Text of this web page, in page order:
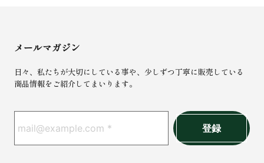
メールマガジン
日々、私たちが大切にしている事や、少しずつ丁寧に販売している
商品情報をご紹介してまいります。